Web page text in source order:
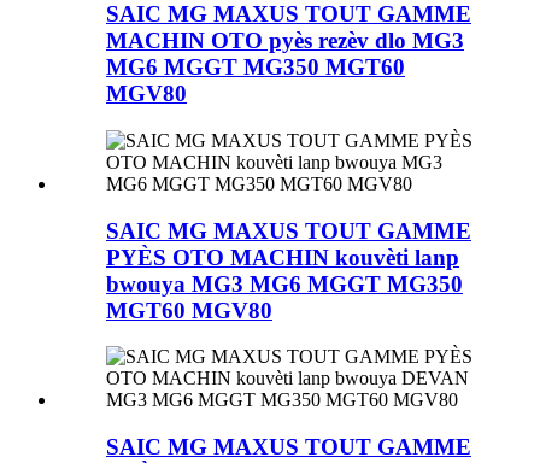
SAIC MG MAXUS TOUT GAMME
MACHIN OTO pyès rezèv dlo MG3
MG6 MGGT MG350 MGT60
MGV80
SAIC MG MAXUS TOUT GAMME
PYÈS OTO MACHIN kouvèti lanp
bwouya MG3 MG6 MGGT MG350
MGT60 MGV80
SAIC MG MAXUS TOUT GAMME